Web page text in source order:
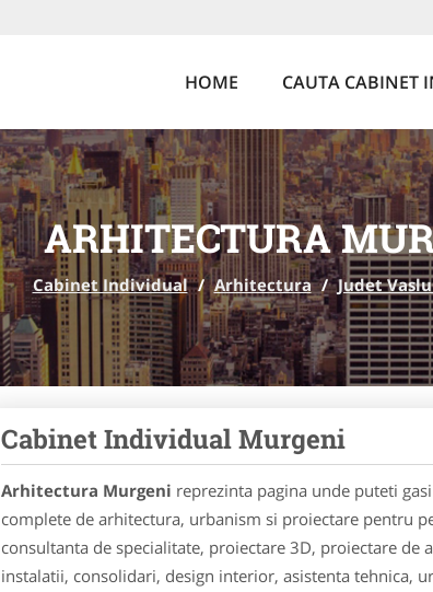
HOME CAUTA CABINET
ARHITECTURA
Cabinet Individual / Arhitectura / Judet
Cabinet Individual Murgeni
Arhitectura Murgeni reprezinta pagina unde puteti
complete de arhitectura, urbanism si proiectare pentru
consultanta de specialitate, proiectare 3D, proiectare
instalatii, consolidari, design interior, asistenta tehnica,